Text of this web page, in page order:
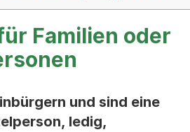
Familien oder
und sind eine
ledig,